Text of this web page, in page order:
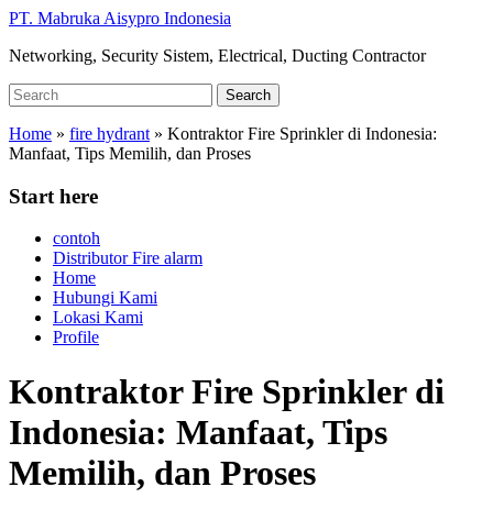
Skip
main
PT. Mabruka Aisypro Indonesia
Networking, Security Sistem, Electrical, Ducting Contractor
Search
for:
Search
Home » fire hydrant » Kontraktor Fire Sprinkler di Indonesia:
Manfaat, Tips Memilih, dan Proses
Start here
contoh
Distributor Fire alarm
Home
Hubungi Kami
Lokasi Kami
Profile
Kontraktor Fire Sprinkler di
Indonesia: Manfaat, Tips
Memilih, dan Proses